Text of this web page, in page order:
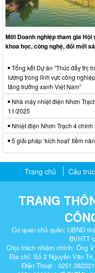
Mời Doanh nghiệp tham gia
khoa học, công nghệ, đổi mới
Tổng kết Dự án “Thúc đẩy thị
lượng trong lĩnh vực công
tăng trưởng xanh Việt Nam”
Nhà máy nhiệt điện Nhơn
11/2025
Nhiệt điện Nhơn Trạch 4
5 giải pháp ‘kích hoạt’ tiềm
Trang chủ Cấu
TRANG
Cơ quan chủ quản: UBND
BVHTT
Chịu trách nhiệm chính: Ông
Địa chỉ: Số 2 Nguyễn Văn
Điện Thoại :